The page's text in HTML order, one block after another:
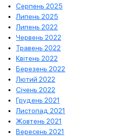
Серпень 2025
Липень 2025
Липень 2022
Червень 2022
Травень 2022
Квітень 2022
Березень 2022
Лютий 2022
Січень 2022
Грудень 2021
Листопад 2021
Жовтень 2021
Вересень 2021